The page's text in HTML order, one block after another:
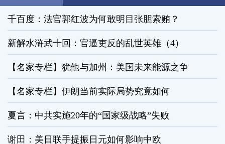
千百度：法官郭红波为何敢明目张胆索贿？
新解水浒武十回：官逼吏反的乱世英雄（4）
【名家专栏】犹他与加州：美国未来能源之争
【名家专栏】伊朗当前实际局势究竟如何
夏言：中共实施20年的“国家级战略”失败
谢田：美日联手提振日元如何影响中欧